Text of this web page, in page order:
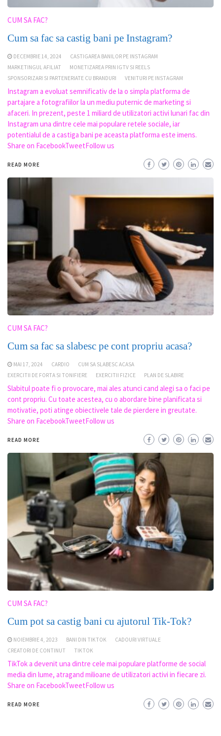
CUM SA FAC?
Cum sa fac sa castig bani pe Instagram?
DECEMBRIE 14, 2024
CASTIGAREA BANILOR PE INSTAGRAM
MARKETINGUL AFILIAT
MONETIZAREA PRIN IGTV SI REELS
SPONSORIZARI SI PARTENERIATE CU BRANDURI
VENITURI PE INSTAGRAM
Instagram a evoluat semnificativ de la o simpla platforma de
partajare a fotografiilor la un mediu puternic de marketing si
afaceri. In prezent, peste 1 miliard de utilizatori activi lunari fac din
Instagram una dintre cele mai populare retele sociale, iar
potentialul de a castiga bani pe aceasta platforma este imens.
Share on FacebookTweetFollow us
READ MORE
CUM SA FAC?
Cum sa fac sa slabesc pe cont propriu acasa?
MAI 17, 2024 CARDIO
CUM SA SLABESC ACASA
EXERCITII DE FORTA SI TONIFIERE
EXERCITII FIZICE PLAN DE SLABIRE
Slabitul poate fi o provocare, mai ales atunci cand alegi sa o faci pe
cont propriu. Cu toate acestea, cu o abordare bine planificata si
motivatie, poti atinge obiectivele tale de pierdere in greutate.
Share on FacebookTweetFollow us
READ MORE
CUM SA FAC?
Cum pot sa castig bani cu ajutorul Tik-Tok?
NOIEMBRIE 4, 2023 BANI DIN TIKTOK
CADOURI VIRTUALE
CREATORI DE CONTINUT
TIKTOK
TikTok a devenit una dintre cele mai populare platforme de social
media din lume, atragand milioane de utilizatori activi in fiecare zi.
Share on FacebookTweetFollow us
READ MORE